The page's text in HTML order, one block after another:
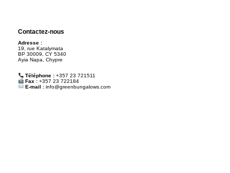
Contactez-nous
Adresse :
19, rue Katalymata
BP 30009, CY 5340
Ayia Napa, Chypre
Téléphone : +357 23 721511
Fax : +357 23 722184
E-mail : info@greenbungalows.com